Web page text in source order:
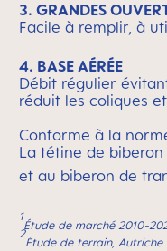
3. GRANDES
Facile à remplir, à
4. BASE AÉRÉE
Débit régulier
réduit les coliques
Conforme à la
La tétine de
et au biberon de
1
Étude de marché 2010-
2
Étude de terrain, Autriche